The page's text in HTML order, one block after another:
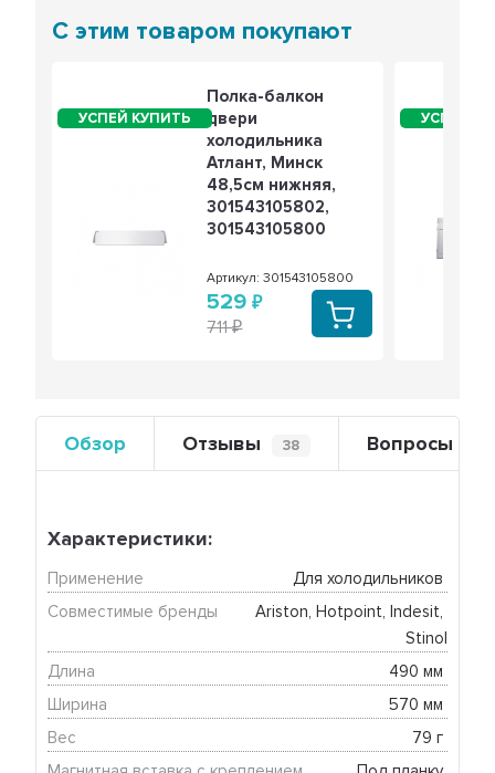
С этим товаром покупают
Полка-балкон
двери
холодильника
Атлант, Минск
48,5см нижняя,
301543105802,
301543105800
Артикул: 301543105800
529
711
Обзор Отзывы 38 Вопросы
Характеристики:
Применение
Для холодильников
Совместимые бренды
Ariston, Hotpoint, Indesit,
Stinol
Длина
490 мм
Ширина
570 мм
Вес
79 г